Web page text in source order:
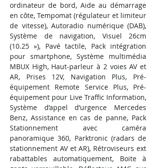
ordinateur de bord, Aide au démarrage
en côte, Tempomat (régulateur et limiteur
de vitesse), Autoradio numérique (DAB),
Système de navigation, Visuel 26cm
(10.25 »), Pavé tactile, Pack intégration
pour smartphone, Système multimédia
MBUX High, Haut-parleur à 2 voies AV et
AR, Prises 12V, Navigation Plus, Pré-
équipement Remote Service Plus, Pré-
équipement pour Live Traffic Information,
Système d’appel d’urgence Mercedes
Benz, Assistance en cas de panne, Pack
Stationnement avec caméra
panoramique 360, Parktronic (radars de
stationnement AV et AR), Rétroviseurs ext
rabattables automatiquement, Boite à